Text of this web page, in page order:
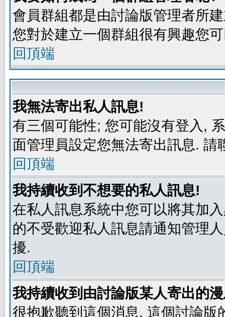
會員群組都是由討論版管理者所
您對於建立一個群組很有興趣您
回頂端
我無法寄出私人訊息!
有三個可能性; 您可能沒有登入,
面管理員設定您無法寄出訊息. 請
回頂端
我持續收到不想要的私人訊息!
在私人訊息系統中您可以將其加
的不受歡迎私人訊息請通知管理
擾.
回頂端
我持續收到由討論版某人寄出的
很抱歉聽到這個消息. 這個討論